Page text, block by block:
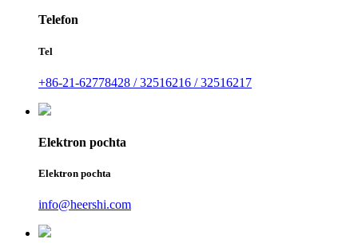
Telefon
Tel
+86-21-62778428 / 32516216 / 32516217
Elektron pochta
Elektron pochta
info@heershi.com